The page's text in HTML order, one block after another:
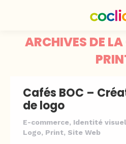
ARCHIVES DE
Cafés BOC –
de logo
E-commerce, Identité
Logo, Print, Site Web